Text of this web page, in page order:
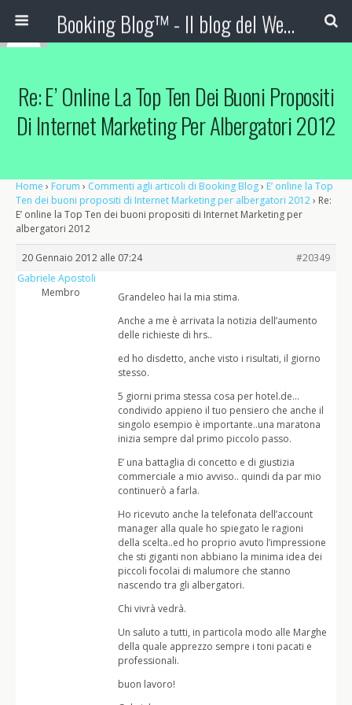
Booking Blog™ - Il blog del Web Marketing Turistico
Re: E’ Online La Top Ten Dei Buoni Propositi
Di Internet Marketing Per Albergatori 2012
Home › Forum › Commenti agli articoli di Booking Blog› E’ online la Top
Ten dei buoni propositi di Internet Marketing per albergatori 2012› Re:
E’ online la Top Ten dei buoni propositi di Internet Marketing per
albergatori 2012
20 Gennaio 2012 alle 07:24
#20349
Gabriele Apostoli
Membro
Grandeleo hai la mia stima.
Anche a me è arrivata la notizia dell’aumento
delle richieste di hrs..
ed ho disdetto, anche visto i risultati, il giorno
stesso.
5 giorni prima stessa cosa per hotel.de…
condivido appieno il tuo pensiero che anche il
singolo esempio è importante..una maratona
inizia sempre dal primo piccolo passo.
E’ una battaglia di concetto e di giustizia
commerciale a mio avviso.. quindi da par mio
continuerò a farla.
Ho ricevuto anche la telefonata dell’account
manager alla quale ho spiegato le ragioni
della scelta..ed ho proprio avuto l’impressione
che sti giganti non abbiano la minima idea dei
piccoli focolai di malumore che stanno
nascendo tra gli albergatori.
Chi vivrà vedrà.
Un saluto a tutti, in particola modo alle Marghe
della quale apprezzo sempre i toni pacati e
professionali.
buon lavoro!